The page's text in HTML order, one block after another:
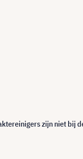
zijn niet bij